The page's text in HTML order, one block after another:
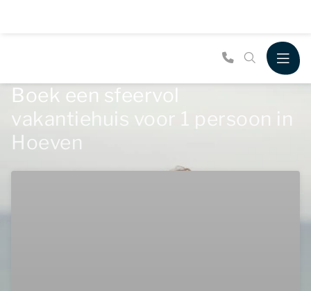
Boek een sfeervol
vakantiehuis voor 1 persoon in
Hoeven